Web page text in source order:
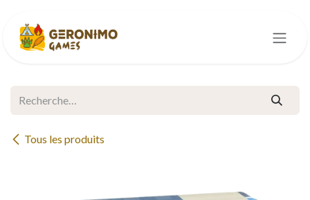
Tous les produits